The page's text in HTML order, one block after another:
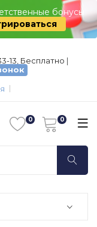
бонусы
13, Бесплатно |